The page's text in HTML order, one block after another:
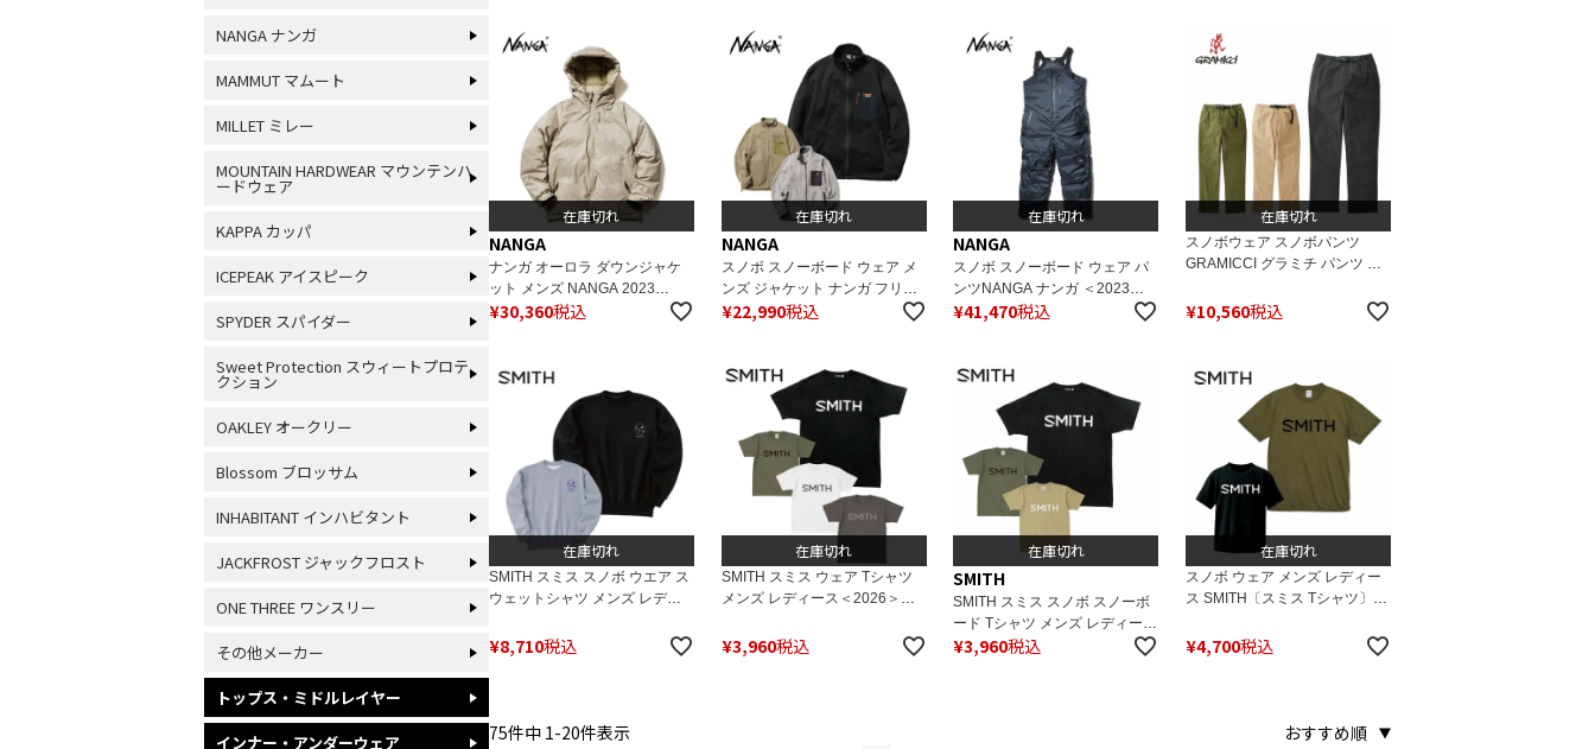
在庫切れ
NANGA
ナンガ オーロラ ダウンジャケ
ット メンズ NANGA 2023
AURORA DOWN JACKET MEN
¥30,360税込
在庫切れ
NANGA
スノボ スノーボード ウェア メ
ンズ ジャケット ナンガ フリー
ス レディース NANGA ＜2024
テック ジップブルゾン タウン
ユース アウトドア キャンプ
【正規品】
¥22,990税込
在庫切れ
NANGA
スノボ スノーボード ウェア パ
ンツNANGA ナンガ ＜2023＞
AURORA DOWN BIB MEN
¥41,470税込
在庫切れ
スノボウェア スノボパンツ
GRAMICCI グラミチ パンツ ＜
CROPPED
¥10,560税込
在庫切れ
SMITH スミス スノボ ウエア ス
ウェットシャツ メンズ レディ
CREW / 01130565
¥8,710税込
在庫切れ
SMITH スミス ウェア Tシャツ
メンズ レディース＜2026＞
¥3,960税込
在庫切れ
SMITH
SMITH スミス スノボ スノーボ
ード Tシャツ メンズ レディース
2025 ESSENTIAL
¥3,960税込
在庫切れ
スノボ ウェア メンズ レディー
ス SMITH〔スミス Tシャツ〕＜
ッセンシャルドライ〕24-25
¥4,700税込
おすすめ順
75件中 1-20件表示
NANGA ナンガ
MAMMUT マムート
MILLET ミレー
MOUNTAIN HARDWEAR マウンテンハ
ードウェア
KAPPA カッパ
ICEPEAK アイスピーク
SPYDER スパイダー
Sweet Protection スウィートプロテ
クション
OAKLEY オークリー
Blossom ブロッサム
INHABITANT インハビタント
JACKFROST ジャックフロスト
ONE THREE ワンスリー
その他メーカー
トップス・ミドルレイヤー
インナー・アンダーウェア